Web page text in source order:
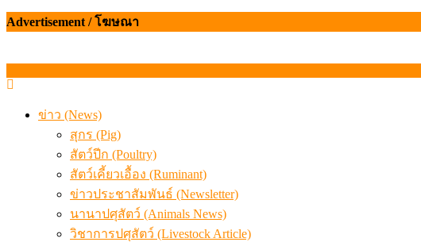
Advertisement / โฆษณา
ข่าว (News)
สุกร (Pig)
สัตว์ปีก (Poultry)
สัตว์เคี้ยวเอื้อง (Ruminant)
ข่าวประชาสัมพันธ์ (Newsletter)
นานาปศุสัตว์ (Animals News)
วิชาการปศุสัตว์ (Livestock Article)